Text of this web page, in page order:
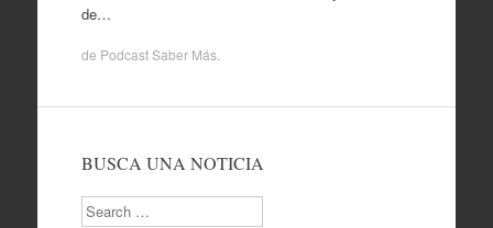
de…
de Podcast Saber Más.
BUSCA UNA NOTICIA
Search